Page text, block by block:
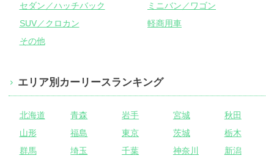
セダン／ハッチバック
ミニバン／ワゴン
SUV／クロカン
軽商用車
その他
エリア別カーリースランキング
北海道 青森 岩手 宮城
秋田
山形
福島 東京 茨城
栃木
群馬
埼玉 千葉 神奈川
新潟